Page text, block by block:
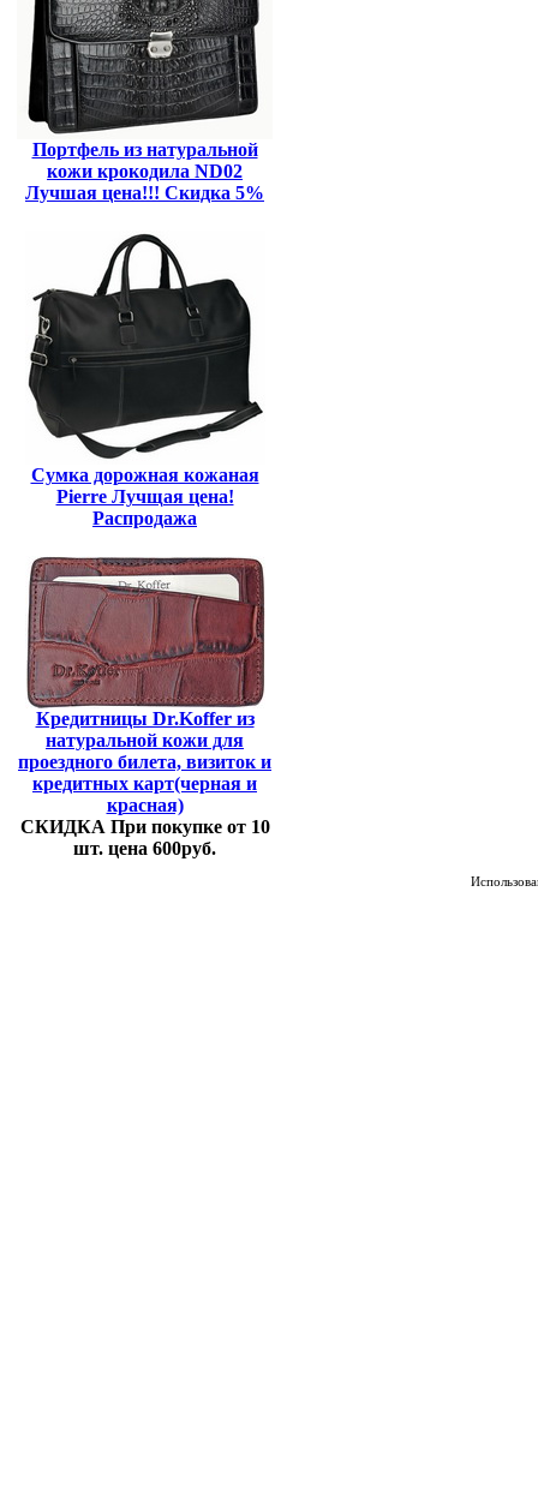
Портфель из натуральной
кожи крокодила ND02
Лучшая цена!!! Скидка 5%
Сумка дорожная кожаная
Pierre Лучщая цена!
Распродажа
Кредитницы Dr.Koffer из
натуральной кожи для
проездного билета, визиток и
кредитных карт(черная и
красная)
СКИДКА При покупке от 10
шт. цена 600руб.